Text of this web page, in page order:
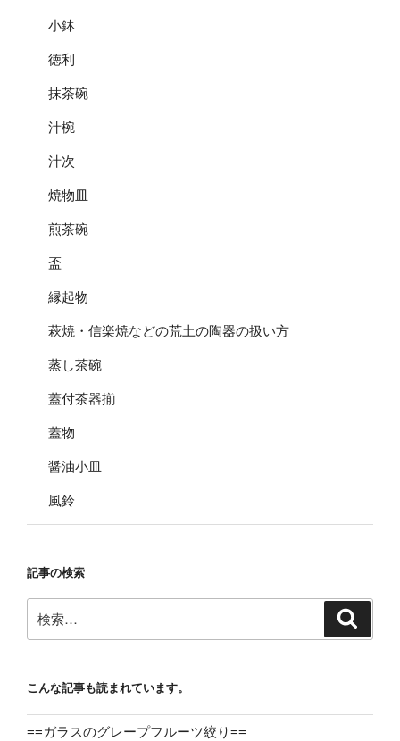
小鉢
徳利
抹茶碗
汁椀
汁次
焼物皿
煎茶碗
盃
縁起物
萩焼・信楽焼などの荒土の陶器の扱い方
蒸し茶碗
蓋付茶器揃
蓋物
醤油小皿
風鈴
記事の検索
索:
こんな記事も読まれています。
==ガラスのグレープフルーツ絞り==